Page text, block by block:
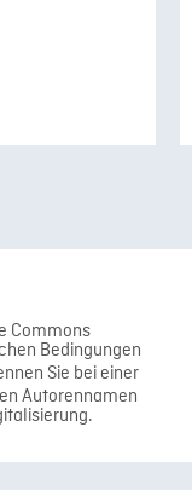
Commons
Bedingungen
Sie bei einer
Autorennamen